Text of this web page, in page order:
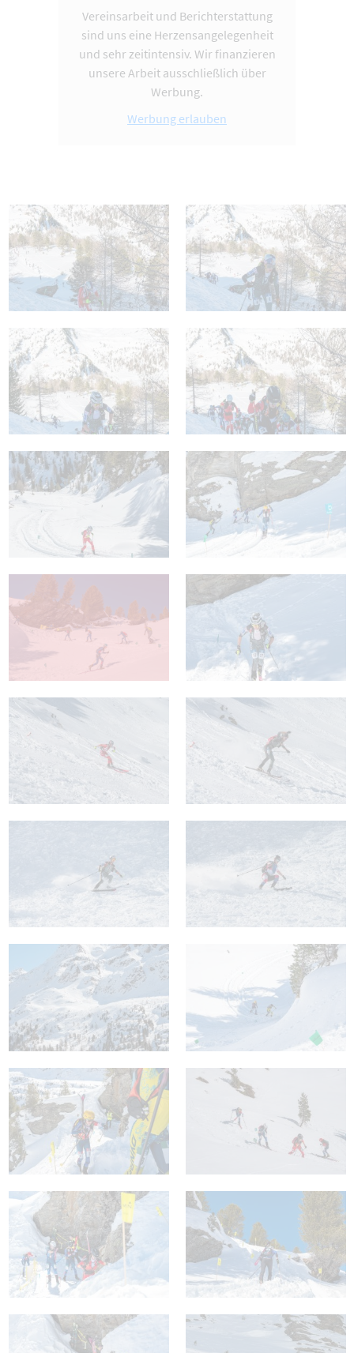
Vereinsarbeit und Berichterstattung
sind uns eine Herzensangelegenheit
und sehr zeitintensiv. Wir finanzieren
unsere Arbeit ausschließlich über
Werbung.
Werbung erlauben